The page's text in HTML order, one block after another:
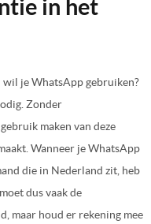
in het
wil je WhatsApp gebruiken?
Zonder
maken van deze
Wanneer je WhatsApp
die in Nederland zit, heb
dus vaak de
maar houd er rekening mee